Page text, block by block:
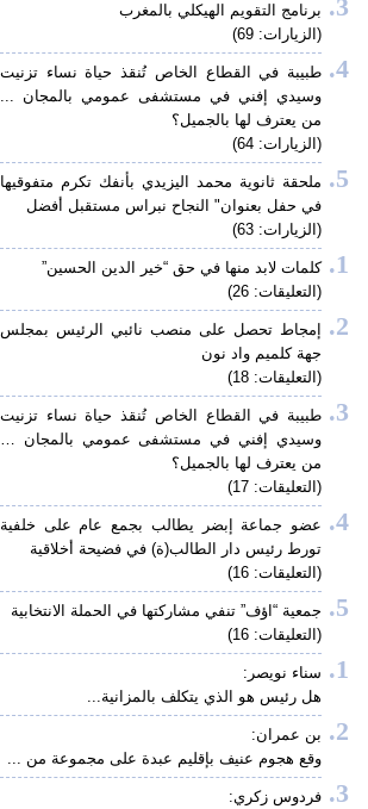
برنامج التقويم الهيكلي بالمغرب
(الزيارات: 69)
طبيبة في القطاع الخاص تُنقذ حياة نساء تزنيت
وسيدي إفني في مستشفى عمومي بالمجان ...
من يعترف لها بالجميل؟
(الزيارات: 64)
ملحقة ثانوية محمد اليزيدي بأنفك تكرم متفوقيها
في حفل بعنوان" النجاح نبراس مستقبل أفضل
(الزيارات: 63)
كلمات لابد منها في حق “خير الدين الحسين”
(التعليقات: 26)
إمجاط تحصل على منصب نائبي الرئيس بمجلس
جهة كلميم واد نون
(التعليقات: 18)
طبيبة في القطاع الخاص تُنقذ حياة نساء تزنيت
وسيدي إفني في مستشفى عمومي بالمجان …
من يعترف لها بالجميل؟
(التعليقات: 17)
عضو جماعة إبضر يطالب بجمع عام على خلفية
تورط رئيس دار الطالب(ة) في فضيحة أخلاقية
(التعليقات: 16)
جمعية “اؤف” تنفي مشاركتها في الحملة الانتخابية
(التعليقات: 16)
سناء نويصر:
هل رئيس هو الذي يتكلف بالمزانية...
بن عمران:
وقع هجوم عنيف بإقليم عبدة على مجموعة من ...
فردوس زكري: